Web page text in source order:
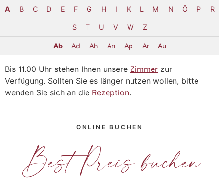
A B C D E F G H I K L M N Ö P R
S T U V W Z
Ab Ad Ah An Ap Ar Au
Bis 11.00 Uhr stehen Ihnen unsere Zimmer zur
Verfügung. Sollten Sie es länger nutzen wollen, bitte
wenden Sie sich an die Rezeption.
ONLINE BUCHEN
Best Preis buchen